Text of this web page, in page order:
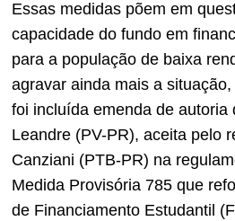
Essas medidas põem em
capacidade do fundo em
para a população de baixa
agravar ainda mais a
foi incluída emenda de autoria
Leandre (PV-PR), aceita pelo
Canziani (PTB-PR) na
Medida Provisória 785 que
de Financiamento Estudantil